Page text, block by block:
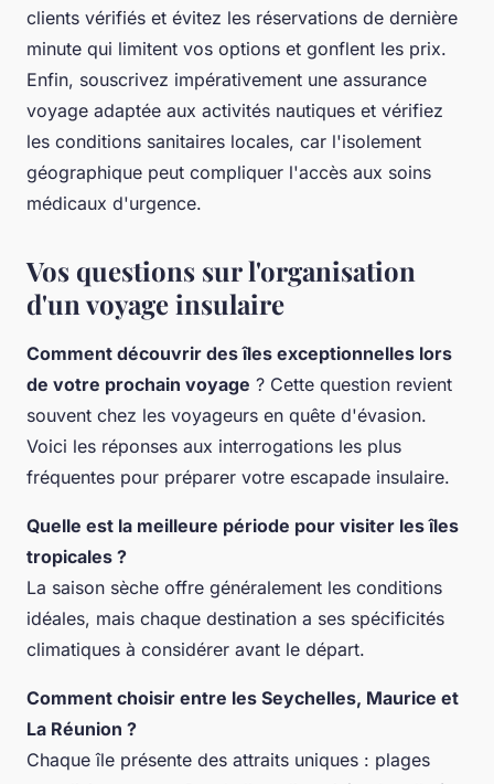
clients vérifiés et évitez les réservations de dernière
minute qui limitent vos options et gonflent les prix.
Enfin, souscrivez impérativement une assurance
voyage adaptée aux activités nautiques et vérifiez
les conditions sanitaires locales, car l'isolement
géographique peut compliquer l'accès aux soins
médicaux d'urgence.
Vos questions sur l'organisation
d'un voyage insulaire
Comment découvrir des îles exceptionnelles lors
de votre prochain voyage ? Cette question revient
souvent chez les voyageurs en quête d'évasion.
Voici les réponses aux interrogations les plus
fréquentes pour préparer votre escapade insulaire.
Quelle est la meilleure période pour visiter les îles
tropicales ?
La saison sèche offre généralement les conditions
idéales, mais chaque destination a ses spécificités
climatiques à considérer avant le départ.
Comment choisir entre les Seychelles, Maurice et
La Réunion ?
Chaque île présente des attraits uniques : plages